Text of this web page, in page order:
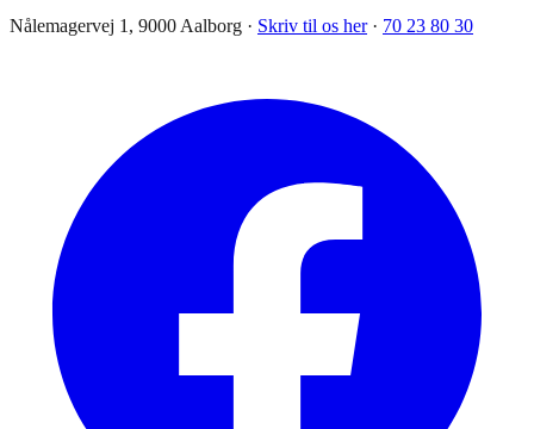
Nålemagervej 1, 9000 Aalborg · Skriv til os her · 70 23 80 30